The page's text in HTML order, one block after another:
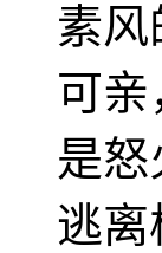
素
可
是
逃离